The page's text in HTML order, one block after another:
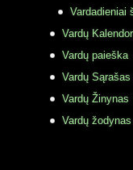
Vardadieniai
Vardų
Vardų paieška
Vardų Sąrašas
Vardų Žinynas
Vardų